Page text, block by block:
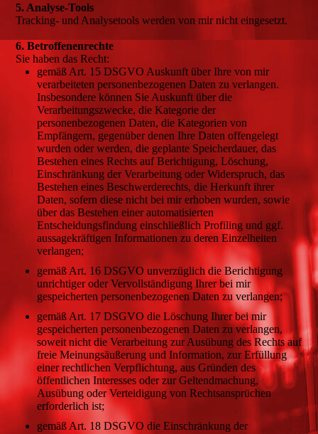
5. Analyse-Tools
Tracking- und Analysetools werden von mir nicht eingesetzt.
6. Betroffenenrechte
Sie haben das Recht:
gemäß Art. 15 DSGVO Auskunft über Ihre von mir
verarbeiteten personenbezogenen Daten zu verlangen.
Insbesondere können Sie Auskunft über die
Verarbeitungszwecke, die Kategorie der
personenbezogenen Daten, die Kategorien von
Empfängern, gegenüber denen Ihre Daten offengelegt
wurden oder werden, die geplante Speicherdauer, das
Bestehen eines Rechts auf Berichtigung, Löschung,
Einschränkung der Verarbeitung oder Widerspruch, das
Bestehen eines Beschwerderechts, die Herkunft ihrer
Daten, sofern diese nicht bei mir erhoben wurden, sowie
über das Bestehen einer automatisierten
Entscheidungsfindung einschließlich Profiling und ggf.
aussagekräftigen Informationen zu deren Einzelheiten
verlangen;
gemäß Art. 16 DSGVO unverzüglich die Berichtigung
unrichtiger oder Vervollständigung Ihrer bei mir
gespeicherten personenbezogenen Daten zu verlangen;
gemäß Art. 17 DSGVO die Löschung Ihrer bei mir
gespeicherten personenbezogenen Daten zu verlangen,
soweit nicht die Verarbeitung zur Ausübung des Rechts auf
freie Meinungsäußerung und Information, zur Erfüllung
einer rechtlichen Verpflichtung, aus Gründen des
öffentlichen Interesses oder zur Geltendmachung,
Ausübung oder Verteidigung von Rechtsansprüchen
erforderlich ist;
gemäß Art. 18 DSGVO die Einschränkung der